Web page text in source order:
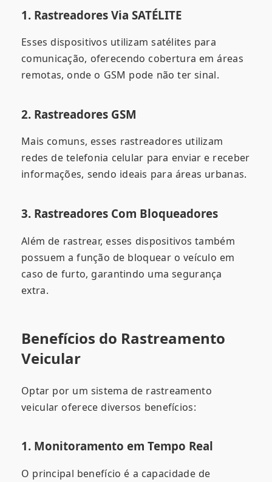
1. Rastreadores Via SATÉLITE
Esses dispositivos utilizam satélites para
comunicação, oferecendo cobertura em áreas
remotas, onde o GSM pode não ter sinal.
2. Rastreadores GSM
Mais comuns, esses rastreadores utilizam
redes de telefonia celular para enviar e receber
informações, sendo ideais para áreas urbanas.
3. Rastreadores Com Bloqueadores
Além de rastrear, esses dispositivos também
possuem a função de bloquear o veículo em
caso de furto, garantindo uma segurança
extra.
Benefícios do Rastreamento
Veicular
Optar por um sistema de rastreamento
veicular oferece diversos benefícios:
1. Monitoramento em Tempo Real
O principal benefício é a capacidade de